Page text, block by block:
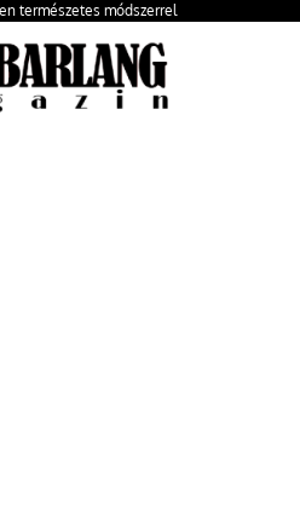
természetes módszerrel